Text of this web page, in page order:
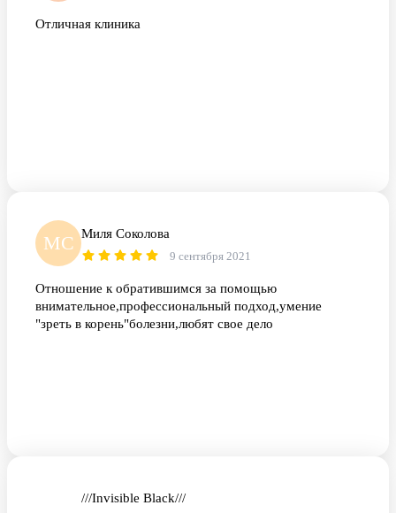
Отличная клиника
МС Миля Соколова
9 сентября 2021
Отношение к обратившимся за помощью
внимательное,профессиональный подход,умение
"зреть в корень"болезни,любят свое дело
///Invisible Black///